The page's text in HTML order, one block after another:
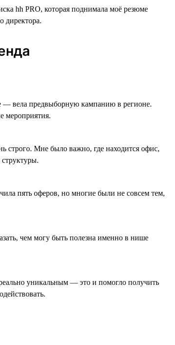
hh PRO, которая поднимала моё резюме
директора.
— вела предвыборную кампанию в регионе.
мероприятия.
строго. Мне было важно, где находится офис,
пять оферов, но многие были не совсем тем,
чем могу быть полезна именно в нише
уникальным — это и помогло получить